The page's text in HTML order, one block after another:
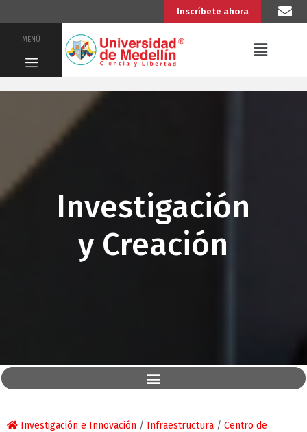
Inscríbete ahora
MENÚ
Investigación
y Creación
Investigación e Innovación / Infraestructura / Centro de